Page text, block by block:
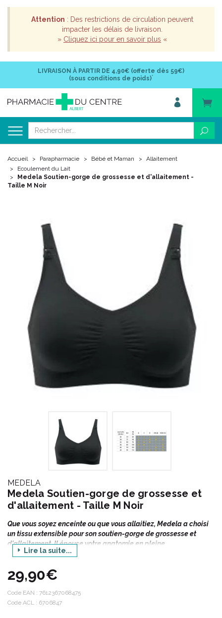
Attention : Des restrictions de circulation peuvent
impacter les délais de livraison.
» Cliquez ici pour en savoir plus «
LIVRAISON À PARTIR DE 4,90€ (offerte dès 59€)
(sous conditions de poids)*
Accueil Parapharmacie Bébé et Maman
Allaitement
Ecoulement du Lait
Medela Soutien-gorge de grossesse et d'allaitement -
Taille M Noir
MEDELA
Medela Soutien-gorge de grossesse et
d'allaitement - Taille M Noir
Que vous soyez enceinte ou que vous allaitiez, Medela a choisi
un tissu extensible pour son soutien-gorge de grossesse et
d'allaitement. Il épouse votre anatomie en pleine
transformation pour vous apporter soutien et confort du matin
Vue d'ensemble
Tissu extensible qui galbe et s'adapte à votre poitrine
Sans couture et sans armature pour un plus grand confort
Lire la suite...
29,90€
Code EAN : 7612367068475
Code ACL : 6706847